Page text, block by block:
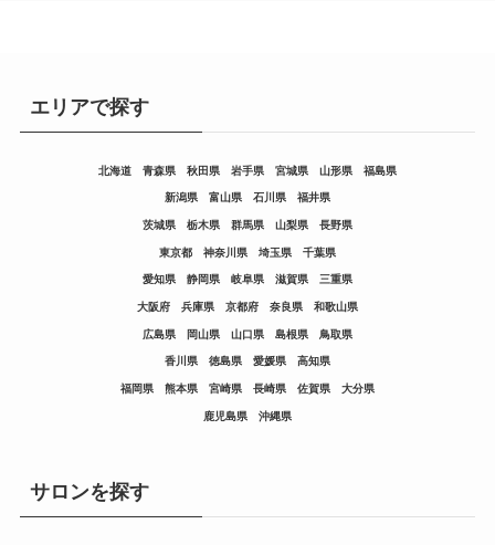
エリアで探す
北海道 青森県 秋田県 岩手県 宮城県 山形県 福島県
新潟県 富山県 石川県 福井県
茨城県 栃木県 群馬県 山梨県 長野県
東京都 神奈川県 埼玉県 千葉県
愛知県 静岡県 岐阜県 滋賀県 三重県
大阪府 兵庫県 京都府 奈良県 和歌山県
広島県 岡山県 山口県 島根県 鳥取県
香川県 徳島県 愛媛県 高知県
福岡県 熊本県 宮崎県 長崎県 佐賀県 大分県
鹿児島県 沖縄県
サロンを探す